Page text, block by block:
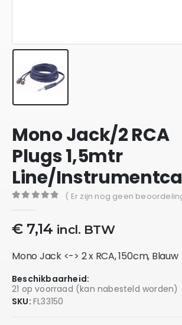
Mono Jack/2 RCA
Plugs 1,5mtr
Line/
( Er zijn nog geen
€7,14 incl. BTW
Mono Jack <-> 2 x RCA, 150cm, Blauw
Beschikbaarheid:
21 op voorraad (kan nabesteld worden)
SKU: FL33150